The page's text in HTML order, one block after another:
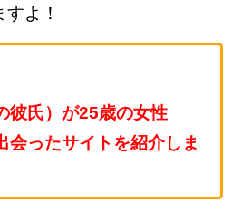
よ！
彼氏）が25歳の女性
会ったサイトを紹介しま